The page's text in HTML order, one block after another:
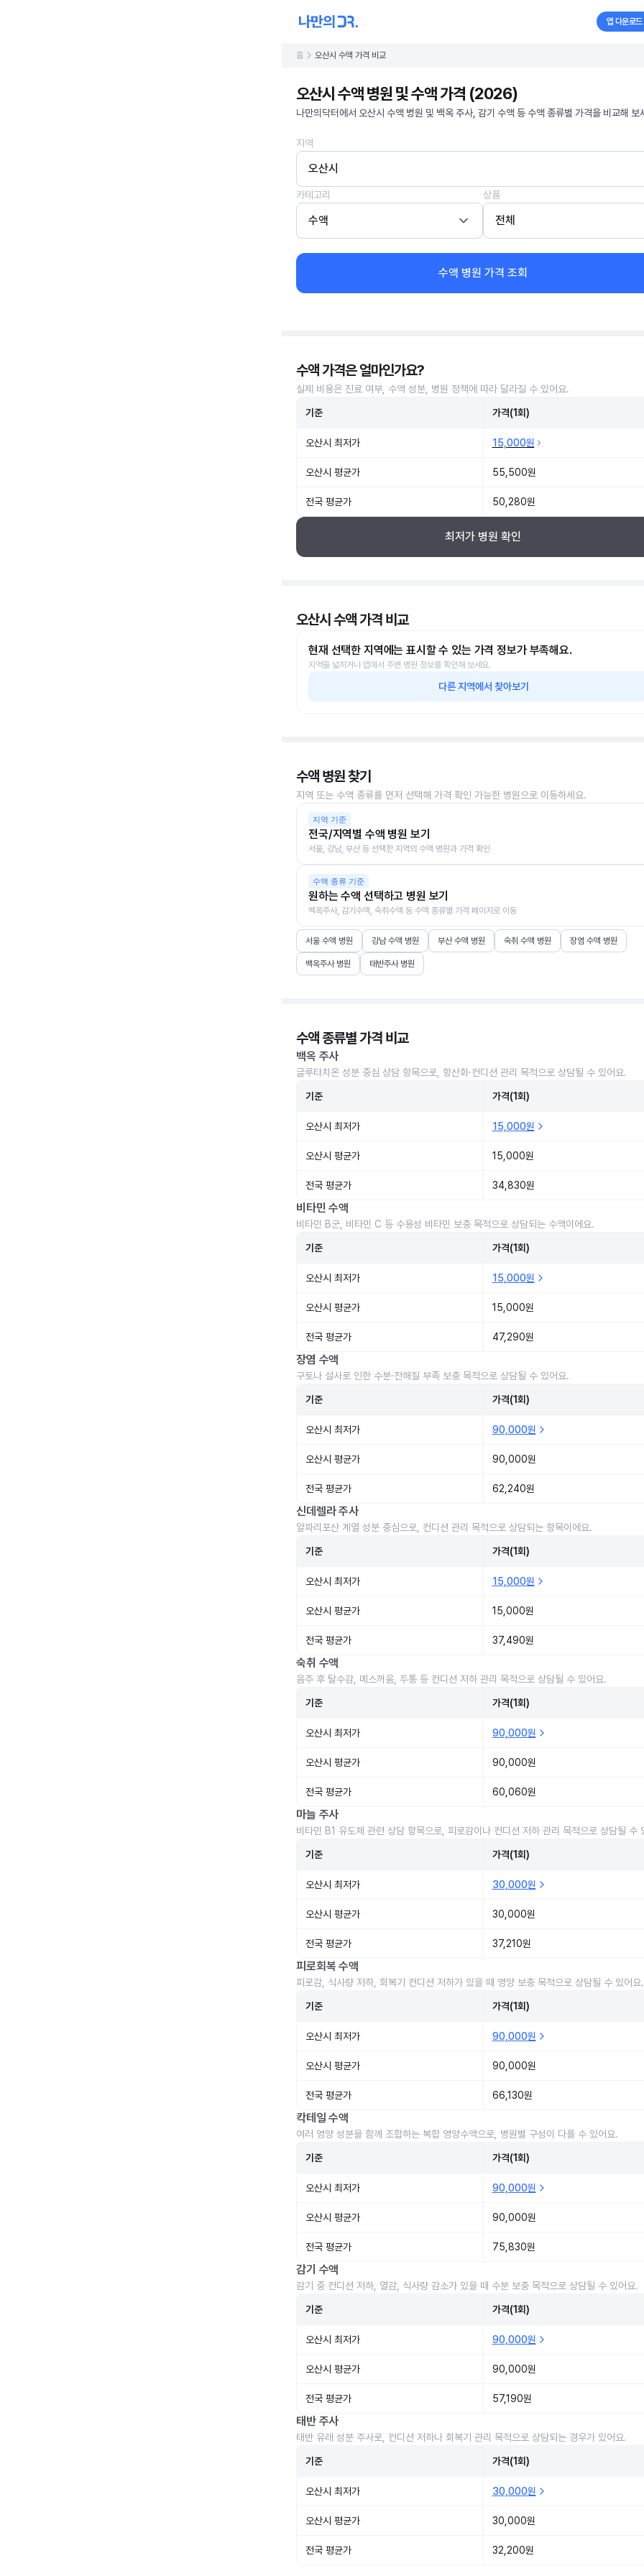
앱 다운로드
홈 오산시 수액 가격 비교
오산시 수액 병원 및 수액 가격 (2026)
나만의닥터에서 오산시 수액 병원 및 백옥 주사, 감기 수액 등 수액 종류별 가격을 비교해 보
지역
오산시
카테고리
수액
상품
전체
수액 병원 가격 조회
수액 가격은 얼마인가요?
실제 비용은 진료 여부, 수액 성분, 병원 정책에 따라 달라질 수 있어요.
기준 가격(1회)
오산시 최저가 15,000원
오산시 평균가 55,500원
전국 평균가 50,280원
최저가 병원 확인
오산시 수액 가격 비교
현재 선택한 지역에는 표시할 수 있는 가격 정보가 부족해요.
지역을 넓히거나 앱에서 주변 병원 정보를 확인해 보세요.
다른 지역에서 찾아보기
수액 병원 찾기
지역 또는 수액 종류를 먼저 선택해 가격 확인 가능한 병원으로 이동하세요.
지역 기준
전국/지역별 수액 병원 보기
서울, 강남, 부산 등 선택한 지역의 수액 병원과 가격 확인
수액 종류 기준
원하는 수액 선택하고 병원 보기
백옥주사, 감기수액, 숙취수액 등 수액 종류별 가격 페이지로 이동
서울 수액 병원 강남 수액 병원 부산 수액 병원 숙취 수액 병원 장염 수액 병원
백옥주사 병원 태반주사 병원
수액 종류별 가격 비교
백옥 주사
글루타치온 성분 중심 상담 항목으로, 항산화·컨디션 관리 목적으로 상담될 수 있어요.
기준 가격(1회)
오산시 최저가 15,000원
오산시 평균가 15,000원
전국 평균가 34,830원
비타민 수액
비타민 B군, 비타민 C 등 수용성 비타민 보충 목적으로 상담되는 수액이에요.
기준 가격(1회)
오산시 최저가 15,000원
오산시 평균가 15,000원
전국 평균가 47,290원
장염 수액
구토나 설사로 인한 수분·전해질 부족 보충 목적으로 상담될 수 있어요.
기준 가격(1회)
오산시 최저가 90,000원
오산시 평균가 90,000원
전국 평균가 62,240원
신데렐라 주사
알파리포산 계열 성분 중심으로, 컨디션 관리 목적으로 상담되는 항목이에요.
기준 가격(1회)
오산시 최저가 15,000원
오산시 평균가 15,000원
전국 평균가 37,490원
숙취 수액
음주 후 탈수감, 메스꺼움, 두통 등 컨디션 저하 관리 목적으로 상담될 수 있어요.
기준 가격(1회)
오산시 최저가 90,000원
오산시 평균가 90,000원
전국 평균가 60,060원
마늘 주사
비타민 B1 유도체 관련 상담 항목으로, 피로감이나 컨디션 저하 관리 목적으로 상담될 수
기준 가격(1회)
오산시 최저가 30,000원
오산시 평균가 30,000원
전국 평균가 37,210원
피로회복 수액
피로감, 식사량 저하, 회복기 컨디션 저하가 있을 때 영양 보충 목적으로 상담될 수 있어요.
기준 가격(1회)
오산시 최저가 90,000원
오산시 평균가 90,000원
전국 평균가 66,130원
칵테일 수액
여러 영양 성분을 함께 조합하는 복합 영양수액으로, 병원별 구성이 다를 수 있어요.
기준 가격(1회)
오산시 최저가 90,000원
오산시 평균가 90,000원
전국 평균가 75,830원
감기 수액
감기 중 컨디션 저하, 열감, 식사량 감소가 있을 때 수분 보충 목적으로 상담될 수 있어요.
기준 가격(1회)
오산시 최저가 90,000원
오산시 평균가 90,000원
전국 평균가 57,190원
태반 주사
태반 유래 성분 주사로, 컨디션 저하나 회복기 관리 목적으로 상담되는 경우가 있어요.
기준 가격(1회)
오산시 최저가 30,000원
오산시 평균가 30,000원
전국 평균가 32,200원